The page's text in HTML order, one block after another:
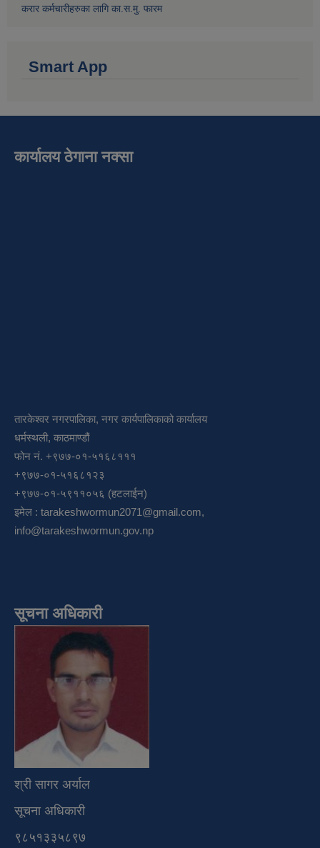
करार कर्मचारीहरुका लागि का.स.मु. फारम
Smart App
कार्यालय ठेगाना नक्सा
तारकेश्वर नगरपालिका, नगर कार्यपालिकाको कार्यालय
धर्मस्थली, काठमाण्डौं
फोन नं. +९७७-०१-५१६८१११
+९७७-०१-५१६८१२३
+९७७-०१-५९११०५६ (हटलाईन)
इमेल : tarakeshwormun2071@gmail.com,
info@tarakeshwormun.gov.np
सूचना अधिकारी
श्री सागर अर्याल
सूचना अधिकारी
९८५१३३५८९७